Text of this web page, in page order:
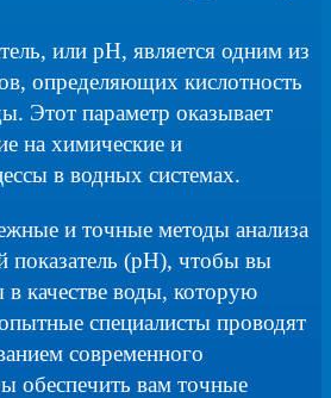
или pH, является одним из
определяющих кислотность
Этот параметр оказывает
на химические и
в водных системах.
и точные методы анализа
показатель (pH), чтобы вы
качестве воды, которую
специалисты проводят
современного
обеспечить вам точные